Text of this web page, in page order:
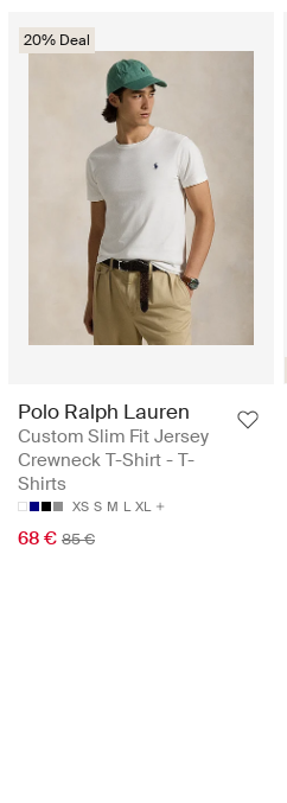
20% Deal
Polo Ralph Lauren
Custom Slim Fit Jersey
Crewneck T-Shirt - T-
Shirts
XS S M L XL
68 € 85 €